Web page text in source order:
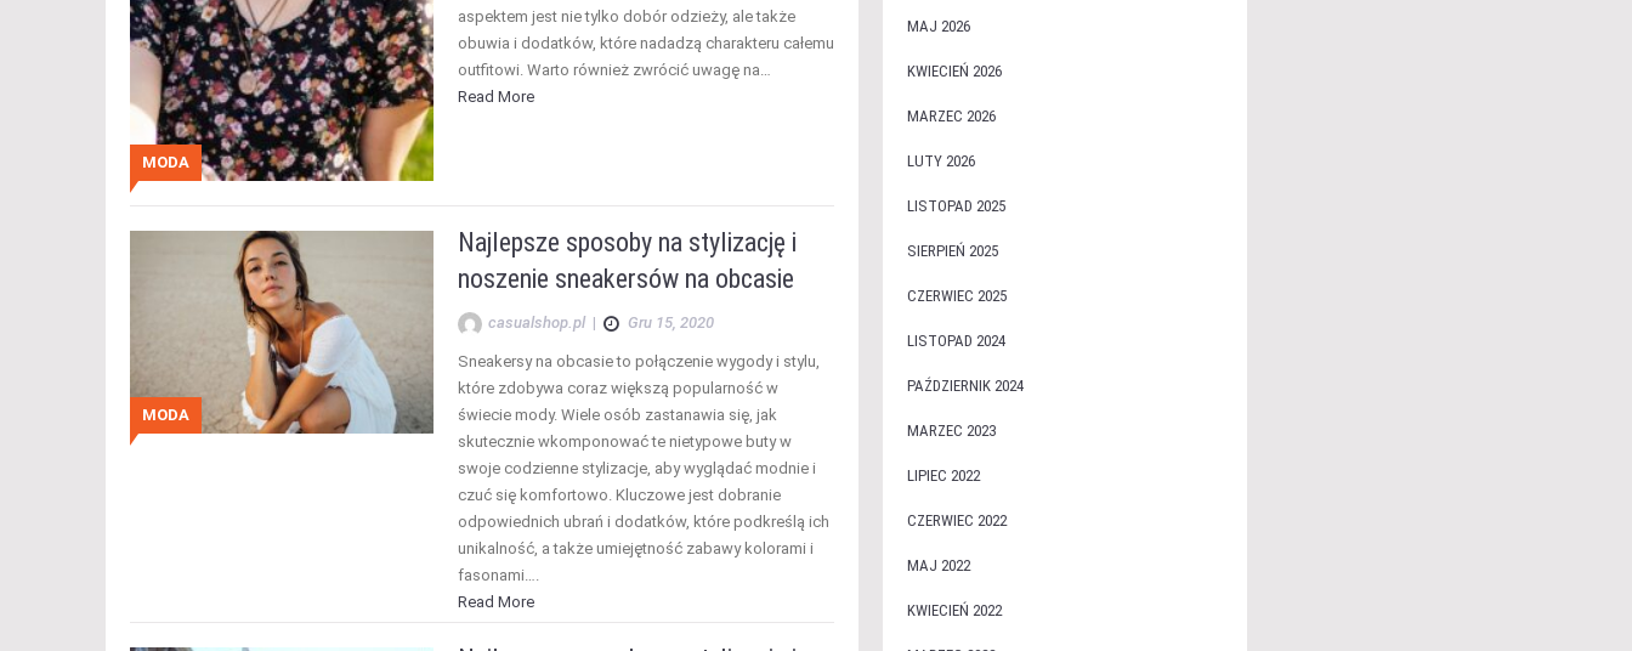
MODA
aspektem jest nie tylko dobór odzieży, ale także
obuwia i dodatków, które nadadzą charakteru całemu
outfitowi. Warto również zwrócić uwagę na…
Read More
MODA
Najlepsze sposoby na stylizację i
noszenie sneakersów na obcasie
casualshop.pl | Gru 15, 2020
Sneakersy na obcasie to połączenie wygody i stylu,
które zdobywa coraz większą popularność w
świecie mody. Wiele osób zastanawia się, jak
skutecznie wkomponować te nietypowe buty w
swoje codzienne stylizacje, aby wyglądać modnie i
czuć się komfortowo. Kluczowe jest dobranie
odpowiednich ubrań i dodatków, które podkreślą ich
unikalność, a także umiejętność zabawy kolorami i
fasonami….
Read More
MAJ 2026
KWIECIEŃ 2026
MARZEC 2026
LUTY 2026
LISTOPAD 2025
SIERPIEŃ 2025
CZERWIEC 2025
LISTOPAD 2024
PAŹDZIERNIK 2024
MARZEC 2023
LIPIEC 2022
CZERWIEC 2022
MAJ 2022
KWIECIEŃ 2022